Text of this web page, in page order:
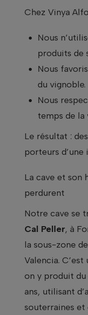
Chez Vinya
Nous
produits de
Nous
du vignoble.
Nous
temps de la
Le résultat :
porteurs d’une
La cave et son
perdurent
Notre cave se
Cal Peller, à
la sous-zone
Valencia.
on y produit
ans, utilisant
souterraines et